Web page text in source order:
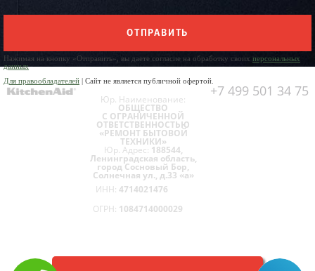
ОТПРАВИТЬ
Нажимая на кнопку «Отправить», вы даете согласие на обработку своих персональных
данных
Для правообладателей | Сайт не является публичной офертой.
+7 499 501 34 75
Юр. Наименование:
ОБЩЕСТВО
С ОГРАНИЧЕННОЙ
ОТВЕТСТВЕННОСТЬЮ
«РЕМОНТ БЫТОВОЙ
ТЕХНИКИ»
Юр. Адрес: 188544,
Ленинградская область,
город Сосновый Бор,
Солнечная ул., д.33 «а»
ИНН: 4714021476
ОГРН: 1084714000029